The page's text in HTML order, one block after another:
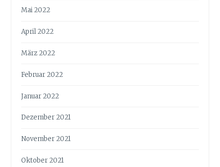
Mai 2022
April 2022
März 2022
Februar 2022
Januar 2022
Dezember 2021
November 2021
Oktober 2021